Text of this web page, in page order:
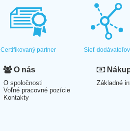
Certifikovaný partner Sieť dodávateľov
O nás
O spoločnosti
Voľné pracovné pozície
Kontakty
Základné